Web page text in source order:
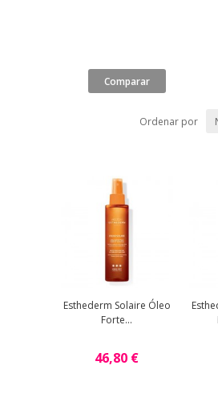
Ordenar por
Esthederm Solaire Óleo
Forte...
46,80 €